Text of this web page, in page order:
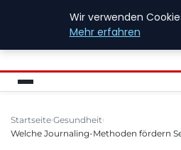
Startseite Gesundheit
Welche Journaling-Methoden fördern
Wir verwenden
Mehr erfahren